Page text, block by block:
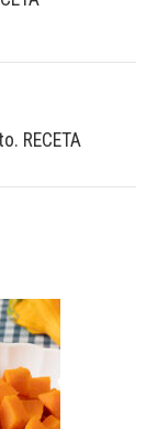
RECETA